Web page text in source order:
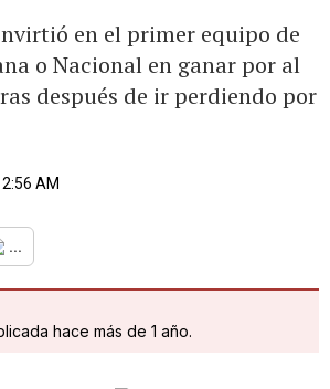
en el primer equipo de
o Nacional en ganar por al
después de ir perdiendo por
AM
...
hace más de 1 año.